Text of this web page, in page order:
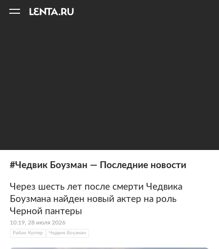
#Чедвик Боузман — Последние новости
Через шесть лет после смерти Чедвика
Боузмана найден новый актер на роль
Черной пантеры
10:19, 28 июля 2026
Райан Куглер Чедвик Боузман